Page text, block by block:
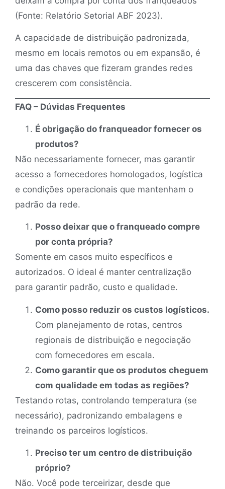
(Fonte: Relatório Setorial ABF 2023).
A capacidade de distribuição padronizada,
mesmo em locais remotos ou em expansão, é
uma das chaves que fizeram grandes redes
crescerem com consistência.
FAQ – Dúvidas Frequentes
É obrigação do franqueador fornecer os
produtos?
Não necessariamente fornecer, mas garantir
acesso a fornecedores homologados, logística
e condições operacionais que mantenham o
padrão da rede.
Posso deixar que o franqueado compre
por conta própria?
Somente em casos muito específicos e
autorizados. O ideal é manter centralização
para garantir padrão, custo e qualidade.
Como posso reduzir os custos logísticos.
Com planejamento de rotas, centros
regionais de distribuição e negociação
com fornecedores em escala.
Como garantir que os produtos cheguem
com qualidade em todas as regiões?
Testando rotas, controlando temperatura (se
necessário), padronizando embalagens e
treinando os parceiros logísticos.
Preciso ter um centro de distribuição
próprio?
Não. Você pode terceirizar, desde que